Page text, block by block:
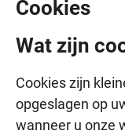
Cookies
Wat zijn
Cookies zijn
opgeslagen op
wanneer u onze